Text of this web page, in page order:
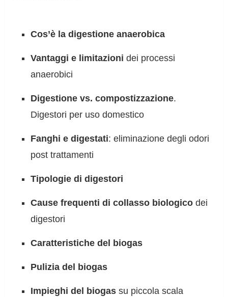
Cos’è la digestione anaerobica
Vantaggi e limitazioni dei processi
anaerobici
Digestione vs. compostizzazione.
Digestori per uso domestico
Fanghi e digestati: eliminazione degli odori
post trattamenti
Tipologie di digestori
Cause frequenti di collasso biologico dei
digestori
Caratteristiche del biogas
Pulizia del biogas
Impieghi del biogas su piccola scala